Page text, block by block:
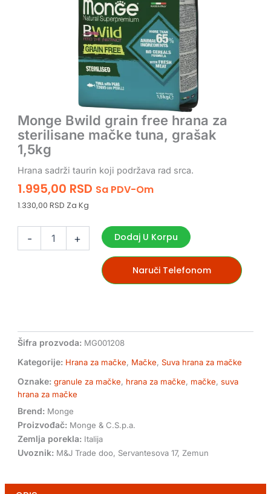
Monge Bwild grain free hrana za
sterilisane mačke tuna, grašak
1,5kg
Hrana sadrži taurin koji podržava rad srca.
1.995,00 RSD Sa PDV-Om
1.330,00 RSD Za Kg
-
1,5kg
+ Dodaj U Korpu
Naruči Telefonom
Šifra prozvoda: MG001208
Kategorije: Hrana za mačke, Mačke,Suva hrana za mačke
Oznake: granule za mačke, hrana za mačke, mačke,suva
hrana za mačke
Brend: Monge
Proizvođač: Monge & C.S.p.a.
Zemlja porekla: Italija
Uvoznik: M&J Trade doo, Servantesova 17, Zemun